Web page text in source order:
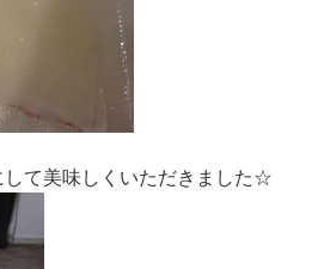
て美味しくいただきました☆